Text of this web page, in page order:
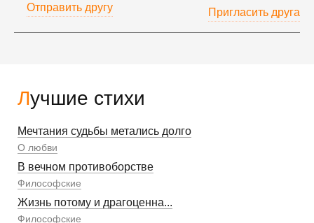
Лучшие стихи
Мечтания судьбы метались долго
О любви
В вечном противоборстве
Философские
Жизнь потому и драгоценна...
Философские
Отправить другу Пригласить друга